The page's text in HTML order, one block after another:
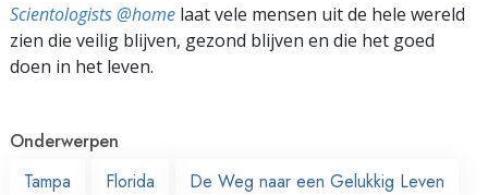
Scientologists @home laat vele mensen uit de hele wereld
zien die veilig blijven, gezond blijven en die het goed
doen in het leven.
Onderwerpen
Tampa
Florida De Weg naar een Gelukkig Leven